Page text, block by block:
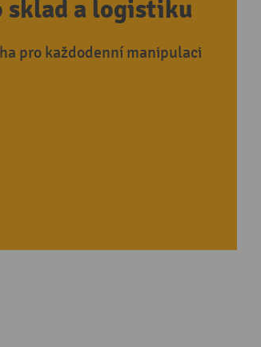
sklad a logistiku
pro každodenní manipulaci